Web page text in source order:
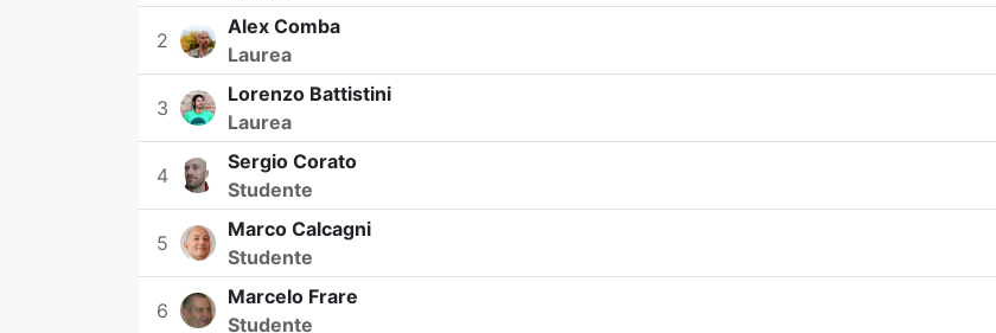
2
Alex Comba
Laurea
3
Lorenzo Battistini
Laurea
4
Sergio Corato
Studente
5
Marco Calcagni
Studente
6
Marcelo Frare
Studente